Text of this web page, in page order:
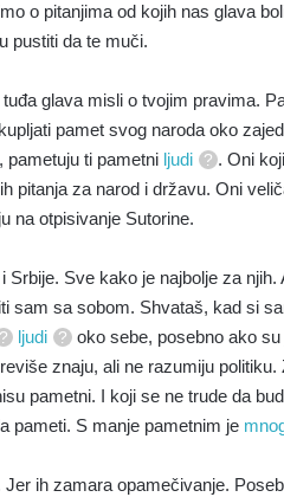
o pitanjima od kojih nas glava
pustiti da te muči.
glava misli o tvojim pravima.
pamet svog naroda oko
pametuju ti pametni ljudi
. Oni
pitanja za narod i državu. Oni
na otpisivanje Sutorine.
Sve kako je najbolje za njih.
sam sa sobom. Shvataš, kad si
ljudi
oko sebe, posebno ako
znaju, ali ne razumiju politiku.
pametni. I koji se ne trude da
pameti. S manje pametnim je
ih zamara opamečivanje.